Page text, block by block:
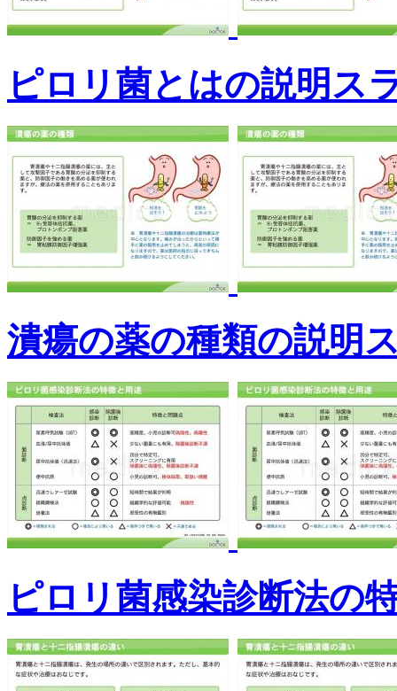
ピロリ菌とはの説明ス
潰瘍の薬の種類の説明
ピロリ菌感染診断法の